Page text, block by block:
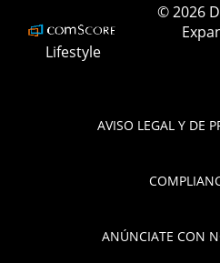
AVISO LEGAL Y DE
ANÚNCIATE CON
Lifestyle
© 2026